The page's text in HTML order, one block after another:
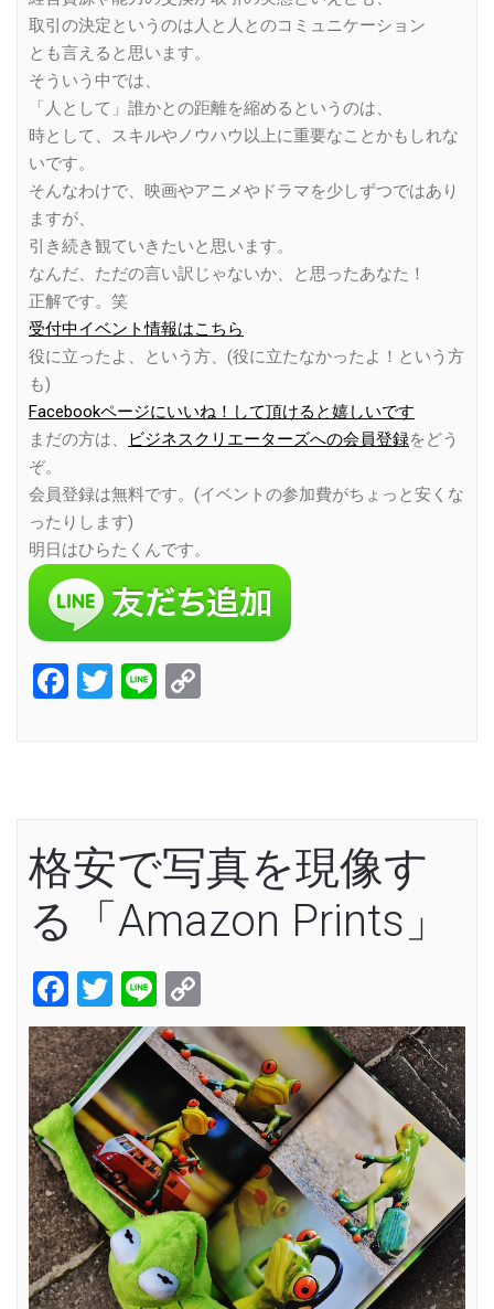
取引の決定というのは人と人とのコミュニケーション
とも言えると思います。
そういう中では、
「人として」誰かとの距離を縮めるというのは、
時として、スキルやノウハウ以上に重要なことかもしれな
いです。
そんなわけで、映画やアニメやドラマを少しずつではあり
ますが、
引き続き観ていきたいと思います。
なんだ、ただの言い訳じゃないか、と思ったあなた！
正解です。笑
受付中イベント情報はこちら
役に立ったよ、という方、(役に立たなかったよ！という方
も)
Facebookページにいいね！して頂けると嬉しいです
まだの方は、
ビジネスクリエーターズへの会員登録をどう
ぞ。
会員登録は無料です。(イベントの参加費がちょっと安くな
ったりします)
明日はひらたくんです。
Facebook
Twitter
Line
格安で写真を現像す
る「Amazon Prints」
Facebook
Twitter
Line
Link